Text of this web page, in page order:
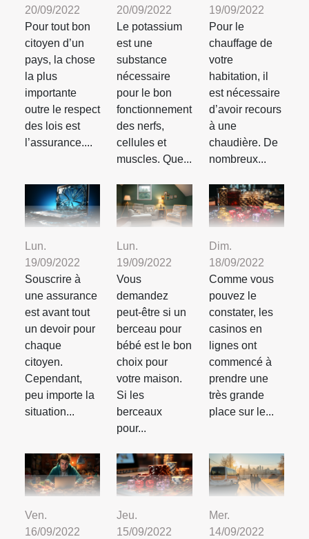
20/09/2022
Pour tout bon
citoyen d’un
pays, la chose
la plus
importante
outre le respect
des lois est
l’assurance....
20/09/2022
Le potassium
est une
substance
nécessaire
pour le bon
fonctionnement
des nerfs,
cellules et
muscles. Que...
19/09/2022
Pour le
chauffage de
votre
habitation, il
est nécessaire
d’avoir recours
à une
chaudière. De
nombreux...
Lun.
19/09/2022
Souscrire à
une assurance
est avant tout
un devoir pour
chaque
citoyen.
Cependant,
peu importe la
situation...
Lun.
19/09/2022
Vous
demandez
peut-être si un
berceau pour
bébé est le bon
choix pour
votre maison.
Si les
berceaux
pour...
Dim.
18/09/2022
Comme vous
pouvez le
constater, les
casinos en
lignes ont
commencé à
prendre une
très grande
place sur le...
Ven.
16/09/2022
Jeu.
15/09/2022
Mer.
14/09/2022